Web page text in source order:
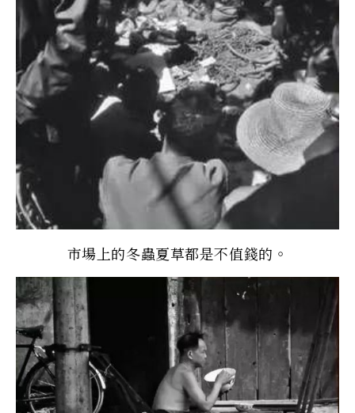
市場上的冬蟲夏草都是不值錢的。